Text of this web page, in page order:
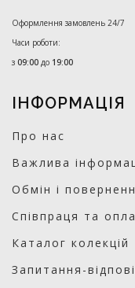
Оформлення замовлень 24/7
Часи роботи:
з 09:00 до 19:00
ІНФОРМАЦІЯ
Про нас
Важлива
Обмін і
Співпраця та
Каталог колекцій
Запитання-